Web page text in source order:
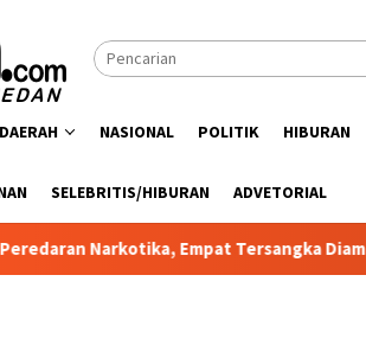
DAERAH NASIONAL POLITIK HIBURAN
SELEBRITIS/HIBURAN ADVETORIAL
Tersangka Diamankan